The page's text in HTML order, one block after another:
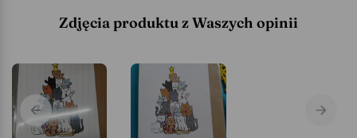
Zdjęcia produktu z Waszych opinii